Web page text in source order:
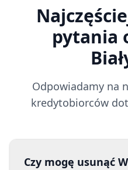
pytania
Odpowiadamy na
kredytobiorców
Czy mogę usunąć